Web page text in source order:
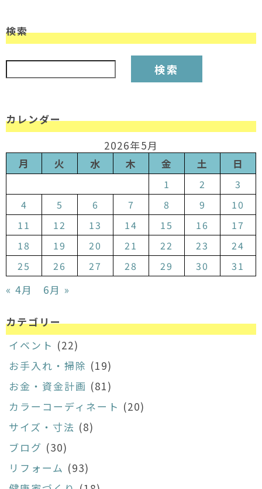
検索
検索:
カレンダー
2026年5月
月
火 水 木 金 土 日
1 2
3
4
5 6 7 8 9
10
11
12 13 14 15 16
17
18
19 20 21 22 23
24
25
26 27 28 29 30 31
« 4月 6月 »
カテゴリー
イベント (22)
お手入れ・掃除 (19)
お金・資金計画 (81)
カラーコーディネート (20)
サイズ・寸法 (8)
ブログ (30)
リフォーム (93)